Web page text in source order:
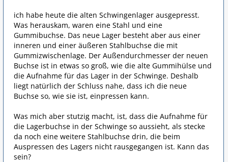
ich habe heute die alten Schwingenlager ausgepresst.
Was herauskam, waren eine Stahl und eine
Gummibuchse. Das neue Lager besteht aber aus einer
inneren und einer äußeren Stahlbuchse die mit
Gummizwischenlage. Der Außendurchmesser der neuen
Buchse ist in etwas so groß, wie die alte Gummihülse und
die Aufnahme für das Lager in der Schwinge. Deshalb
liegt natürlich der Schluss nahe, dass ich die neue
Buchse so, wie sie ist, einpressen kann.
Was mich aber stutzig macht, ist, dass die Aufnahme für
die Lagerbuchse in der Schwinge so aussieht, als stecke
da noch eine weitere Stahlbuchse drin, die beim
Auspressen des Lagers nicht rausgegangen ist. Kann das
sein?